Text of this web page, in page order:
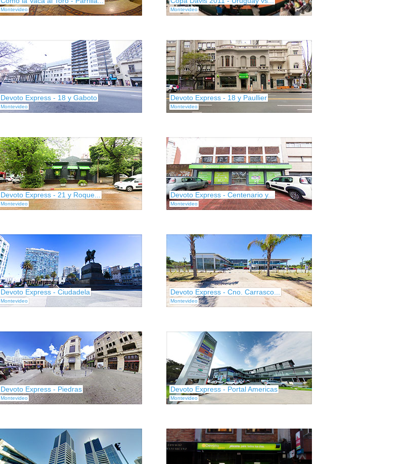
Montevideo Montevideo
Devoto Express - 18 y Gaboto
Montevideo
Devoto Express - 18 y Paullier
Montevideo
Devoto Express - 21 y Roque...
Montevideo
Devoto Express - Centenario y...
Montevideo
Devoto Express - Ciudadela
Montevideo
Devoto Express - Cno. Carrasco...
Montevideo
Devoto Express - Piedras
Montevideo
Devoto Express - Portal Americas
Montevideo